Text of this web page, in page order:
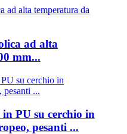
ad alta
mm...
PU su cerchio in
pesanti ...